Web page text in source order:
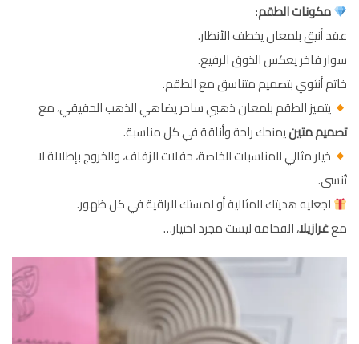
مكونات الطقم:
عقد أنيق بلمعان يخطف الأنظار.
سوار فاخر يعكس الذوق الرفيع.
خاتم أنثوي بتصميم متناسق مع الطقم.
يتميز الطقم بلمعان ذهبي ساحر يضاهي الذهب الحقيقي، مع
تصميم متينيمنحك راحة وأناقة في كل مناسبة.
خيار مثالي للمناسبات الخاصة، حفلات الزفاف، والخروج بإطلالة لا
تُنسى.
اجعليه هديتك المثالية أو لمستك الراقية في كل ظهور.
معغرازيلا، الفخامة ليست مجرد اختيار…